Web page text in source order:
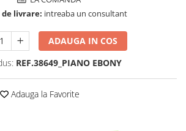
livrare: intreaba un consultant
ADAUGA IN COS
REF.38649_PIANO EBONY
Adauga la Favorite